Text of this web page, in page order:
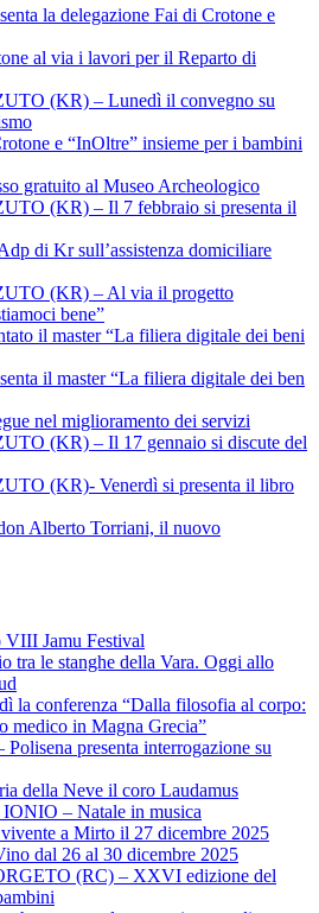
la delegazione Fai di Crotone e
al via i lavori per il Reparto di
(KR) – Lunedì il convegno su
e “InOltre” insieme per i bambini
gratuito al Museo Archeologico
(KR) – Il 7 febbraio si presenta il
di Kr sull’assistenza domiciliare
(KR) – Al via il progetto
bene”
il master “La filiera digitale dei beni
il master “La filiera digitale dei ben
nel miglioramento dei servizi
(KR) – Il 17 gennaio si discute del
(KR)- Venerdì si presenta il libro
Alberto Torriani, il nuovo
Jamu Festival
tra le stanghe della Vara. Oggi allo
la conferenza “Dalla filosofia al corpo:
medico in Magna Grecia”
presenta interrogazione su
della Neve il coro Laudamus
– Natale in musica
a Mirto il 27 dicembre 2025
dal 26 al 30 dicembre 2025
(RC) – XXVI edizione del